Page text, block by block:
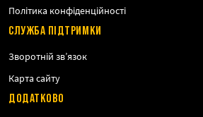
Політика конфіденційності
СЛУЖБА ПІДТРИМКИ
Зворотній зв’язок
Карта сайту
ДОДАТКОВО